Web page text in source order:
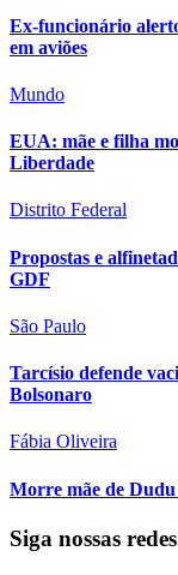
Ex-funcionário
em aviões
Mundo
EUA: mãe e filha
Liberdade
Distrito Federal
Propostas e
GDF
São Paulo
Tarcísio defende
Bolsonaro
Fábia Oliveira
Morre mãe de Dudu
Siga nossas redes